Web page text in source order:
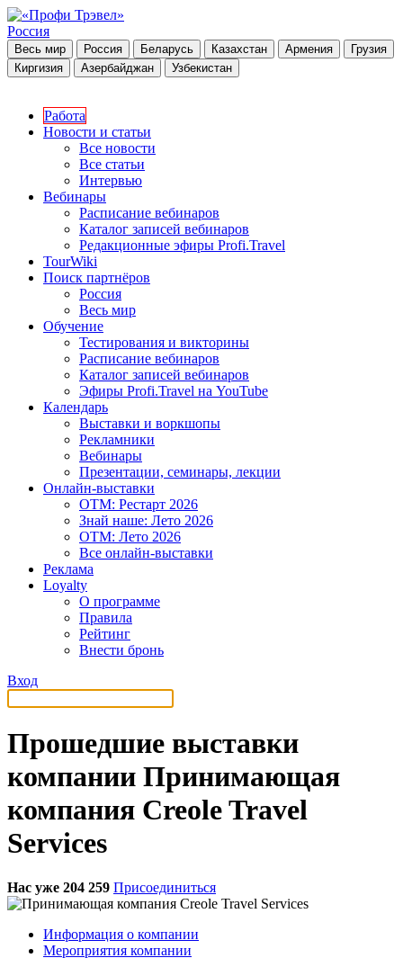
Россия
Весь мир Россия Беларусь Казахстан Армения
Грузия
Киргизия
Азербайджан Узбекистан
Работа
Новости и статьи
Все новости
Все статьи
Интервью
Вебинары
Расписание вебинаров
Каталог записей вебинаров
Редакционные эфиры Profi.Travel
TourWiki
Поиск партнёров
Россия
Весь мир
Обучение
Тестирования и викторины
Расписание вебинаров
Каталог записей вебинаров
Эфиры Profi.Travel на YouTube
Календарь
Выставки и воркшопы
Рекламники
Вебинары
Презентации, семинары, лекции
Онлайн-выставки
OTM: Рестарт 2026
Знай наше: Лето 2026
OTM: Лето 2026
Все онлайн-выставки
Реклама
Loyalty
О программе
Правила
Рейтинг
Внести бронь
Вход
Прошедшие выставки
компании Принимающая
компания Creole Travel
Services
Нас уже 204 259 Присоединиться
Информация о компании
Мероприятия компании